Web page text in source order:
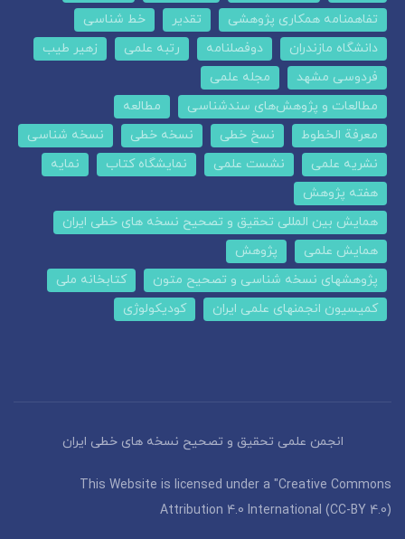
تفاهمنامه همکاری پژوهشی
تقدیر
خط شناسی
دانشگاه مازندران
دوفصلنامه رتبه علمی
زهیر طیب
فردوسی مشهد
مجله علمی
مطالعات و پژوهش‌های سندشناسی
مطالعه
معرفة الخطوط
نسخ خطی نسخه خطی
نسخه شناسی
نشریه علمی
نشست علمی نمایشگاه کتاب
نمایه
هفته پژوهش
همایش بین المللی تحقیق و تصحیح نسخه های خطی ایران
همایش علمی
پژوهش
پژوهشهای نسخه شناسی و تصحیح متون
کتابخانه ملی
کمیسیون انجمنهای علمی ایران
کودیکولوژی
انجمن علمی تحقیق و تصحیح نسخه های خطی ایران
This Website is licensed under a "Creative Commons
Attribution 4.0 International (CC-BY 4.0)